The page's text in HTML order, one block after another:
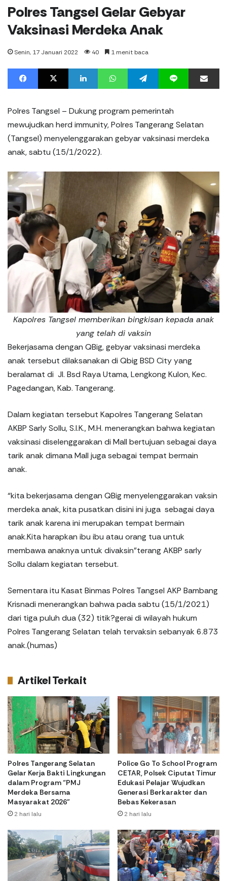
Polres Tangsel Gelar Gebyar
Vaksinasi Merdeka Anak
Senin, 17 Januari 2022 40 1 menit baca
FacebookX LinkedIn WhatsAppTelegramLine %s
Polres Tangsel – Dukung program pemerintah
mewujudkan herd immunity, Polres Tangerang Selatan
(Tangsel) menyelenggarakan gebyar vaksinasi merdeka
anak, sabtu (15/1/2022).
Kapolres Tangsel memberikan bingkisan kepada anak
yang telah di vaksin
Bekerjasama dengan QBig, gebyar vaksinasi merdeka
anak tersebut dilaksanakan di Qbig BSD City yang
beralamat di Jl. Bsd Raya Utama, Lengkong Kulon, Kec.
Pagedangan, Kab. Tangerang.
Dalam kegiatan tersebut Kapolres Tangerang Selatan
AKBP Sarly Sollu, S.I.K., M.H. menerangkan bahwa kegiatan
vaksinasi diselenggarakan di Mall bertujuan sebagai daya
tarik anak dimana Mall juga sebagai tempat bermain
anak.
“kita bekerjasama dengan QBig menyelenggarakan vaksin
merdeka anak, kita pusatkan disini ini juga sebagai daya
tarik anak karena ini merupakan tempat bermain
anak.Kita harapkan ibu ibu atau orang tua untuk
membawa anaknya untuk divaksin”terang AKBP sarly
Sollu dalam kegiatan tersebut.
Sementara itu Kasat Binmas Polres Tangsel AKP Bambang
Krisnadi menerangkan bahwa pada sabtu (15/1/2021)
dari tiga puluh dua (32) titik?gerai di wilayah hukum
Polres Tangerang Selatan telah tervaksin sebanyak 6.873
anak.(humas)
Artikel Terkait
Polres Tangerang Selatan
Gelar Kerja Bakti Lingkungan
dalam Program “PMJ
Merdeka Bersama
Masyarakat 2026”
2 hari lalu
Police Go To School Program
CETAR, Polsek Ciputat Timur
Edukasi Pelajar Wujudkan
Generasi Berkarakter dan
Bebas Kekerasan
2 hari lalu